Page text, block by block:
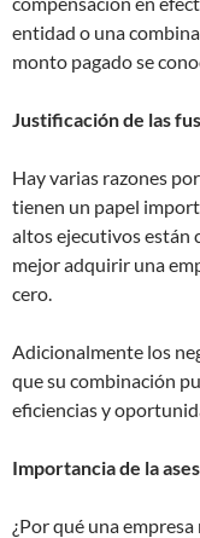
entidad o una
monto pagado se
Justificación de las
Hay varias razones
tienen un papel
altos ejecutivos están
mejor adquirir una
cero.
Adicionalmente los
que su combinación
eficiencias y
Importancia de la
¿Por qué una